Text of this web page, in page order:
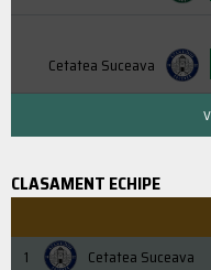
Cetatea Suceava
CLASAMENT ECHIPE
1
Cetatea Suceava